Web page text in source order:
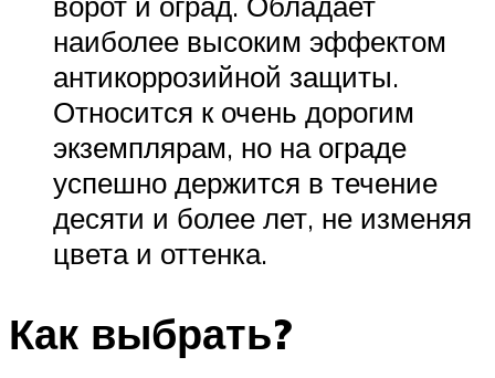
наиболее высоким эффектом
антикоррозийной защиты.
Относится к очень дорогим
экземплярам, но на ограде
успешно держится в течение
десяти и более лет, не изменяя
цвета и оттенка.
Как выбрать?